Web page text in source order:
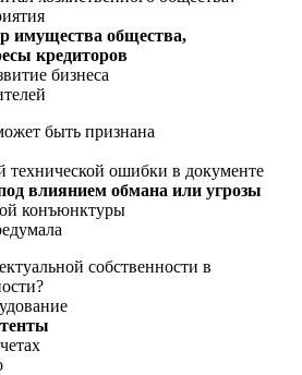
имущества общества,
кредиторов
бизнеса
быть признана
ошибки в документе
влиянием обмана или угрозы
конъюнктуры
собственности в